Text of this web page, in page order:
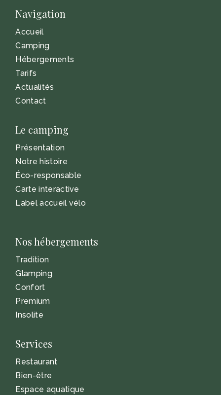
Navigation
Accueil
Camping
Hébergements
Tarifs
Actualités
Contact
Le camping
Présentation
Notre histoire
Éco-responsable
Carte interactive
Label accueil vélo
Nos hébergements
Tradition
Glamping
Confort
Premium
Insolite
Services
Restaurant
Bien-être
Espace aquatique